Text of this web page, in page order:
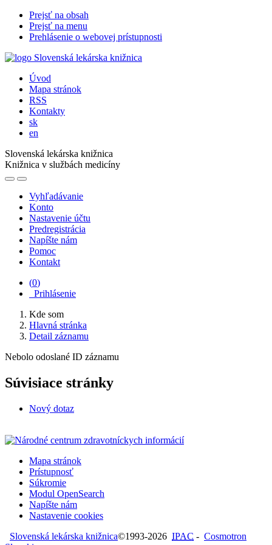
Prejsť na obsah
Prejsť na menu
Prehlásenie o webovej prístupnosti
Úvod
Mapa stránok
RSS
Kontakty
sk
en
Slovenská lekárska knižnica
Knižnica v službách medicíny
Vyhľadávanie
Konto
Nastavenie účtu
Predregistrácia
Napíšte nám
Pomoc
Kontakt
(0)
Prihlásenie
Kde som
Hlavná stránka
Detail záznamu
Nebolo odoslané ID záznamu
Súvisiace stránky
Nový dotaz
Mapa stránok
Prístupnosť
Súkromie
Modul OpenSearch
Napíšte nám
Nastavenie cookies
Slovenská lekárska knižnica©1993-2026 IPAC - Cosmotron